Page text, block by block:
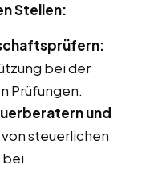
Stellen:
bei der
Prüfungen.
und
von steuerlichen
bei